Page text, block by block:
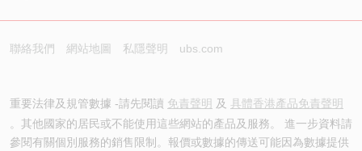
聯絡我們 網站地圖 私隱聲明 ubs.com
重要法律及規管數據 -請先閱讀 免責聲明 及 具體香港產品免責聲明
。其他國家的居民或不能使用這些網站的產品及服務。 進一步資料請
參閱有關個別服務的銷售限制。報價或數據的傳送可能因為數據提供